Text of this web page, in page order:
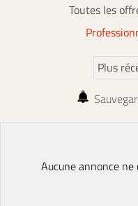
Toutes les
Aucune annonce